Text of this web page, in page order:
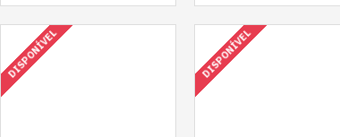
DISPONÍVEL DISPONÍVEL